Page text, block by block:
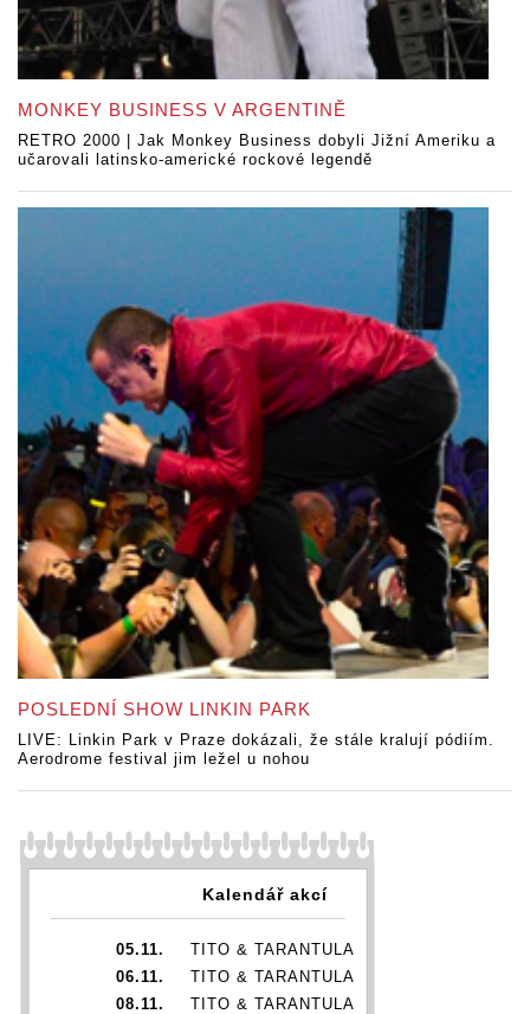
MONKEY BUSINESS V ARGENTINĚ
RETRO 2000 | Jak Monkey Business dobyli Jižní Ameriku a
učarovali latinsko-americké rockové legendě
POSLEDNÍ SHOW LINKIN PARK
LIVE: Linkin Park v Praze dokázali, že stále kralují pódiím.
Aerodrome festival jim ležel u nohou
Kalendář akcí
05.11.
TITO & TARANTULA
06.11.
TITO & TARANTULA
08.11.
TITO & TARANTULA